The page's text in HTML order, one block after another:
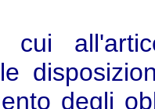
degli